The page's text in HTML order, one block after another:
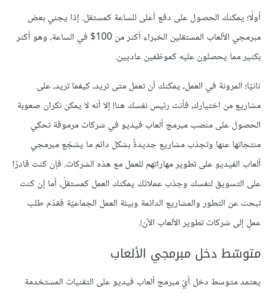
أولًا؛ يمكنك الحصول على دفع أعلى للساعة كمستقل. إذا يجني بعض
مبرمجي الألعاب المستقلين الخبراء أكثر من 100$ في الساعة، وهو أكثر
بكثير مما يحصلون عليه كموظفين عاديين.
ثانيًا؛ المرونة في العمل، يمكنك أن تعمل متى تريد، كيفما تريد، على
مشاريع من اختيارك، فأنت رئيس نفسك هنا! إلا أنه لا يمكن نكران صعوبة
الحصول على منصب مبرمج ألعاب فيديو في شركات مرموقة تحكي
منتجاتها عنها وتجذب مشاريع جديدةً بشكل دائم ما يشجّع مبرمجي
ألعاب الفيديو على تطوير مهاراتهم للعمل مع هذه الشركات. فإن كنت قادرًا
على التسويق لنفسك وجذب عملائك يمكنك العمل كمستقلّ، أما إن كنت
تبحث عن التطور والمشاريع الدائمة وبيئة العمل الجماعيّة فقدّم طلب
عملٍ إلى شركات تطوير الألعاب الآن!.
متوسّط دخل مبرمجي الألعاب
يعتمد متوسط دخل أيّ مبرمج ألعاب فيديو على التقنيات المستخدمة